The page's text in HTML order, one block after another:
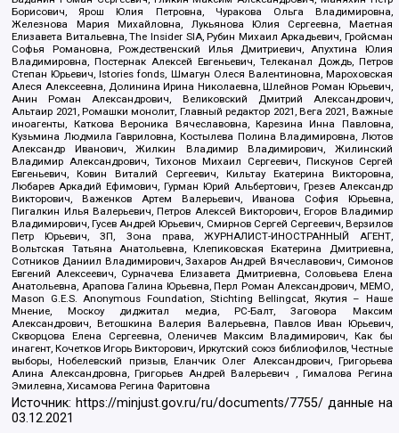
Борисович, Ярош Юлия Петровна, Чуракова Ольга Владимировна,
Железнова Мария Михайловна, Лукьянова Юлия Сергеевна, Маетная
Елизавета Витальевна, The Insider SIA, Рубин Михаил Аркадьевич, Гройсман
Софья Романовна, Рождественский Илья Дмитриевич, Апухтина Юлия
Владимировна, Постернак Алексей Евгеньевич, Телеканал Дождь, Петров
Степан Юрьевич, Istories fonds, Шмагун Олеся Валентиновна, Мароховская
Алеся Алексеевна, Долинина Ирина Николаевна, Шлейнов Роман Юрьевич,
Анин Роман Александрович, Великовский Дмитрий Александрович,
Альтаир 2021, Ромашки монолит, Главный редактор 2021, Вега 2021, Важные
иноагенты, Каткова Вероника Вячеславовна, Карезина Инна Павловна,
Кузьмина Людмила Гавриловна, Костылева Полина Владимировна, Лютов
Александр Иванович, Жилкин Владимир Владимирович, Жилинский
Владимир Александрович, Тихонов Михаил Сергеевич, Пискунов Сергей
Евгеньевич, Ковин Виталий Сергеевич, Кильтау Екатерина Викторовна,
Любарев Аркадий Ефимович, Гурман Юрий Альбертович, Грезев Александр
Викторович, Важенков Артем Валерьевич, Иванова София Юрьевна,
Пигалкин Илья Валерьевич, Петров Алексей Викторович, Егоров Владимир
Владимирович, Гусев Андрей Юрьевич, Смирнов Сергей Сергеевич, Верзилов
Петр Юрьевич, ЗП, Зона права, ЖУРНАЛИСТ-ИНОСТРАННЫЙ АГЕНТ,
Вольтская Татьяна Анатольевна, Клепиковская Екатерина Дмитриевна,
Сотников Даниил Владимирович, Захаров Андрей Вячеславович, Симонов
Евгений Алексеевич, Сурначева Елизавета Дмитриевна, Соловьева Елена
Анатольевна, Арапова Галина Юрьевна, Перл Роман Александрович, МЕМО,
Mason G.E.S. Anonymous Foundation, Stichting Bellingcat, Якутия – Наше
Мнение, Москоу диджитал медиа, РС-Балт, Заговора Максим
Александрович, Ветошкина Валерия Валерьевна, Павлов Иван Юрьевич,
Скворцова Елена Сергеевна, Оленичев Максим Владимирович, Как бы
инагент, Кочетков Игорь Викторович, Иркутский союз библиофилов, Честные
выборы, Нобелевский призыв, Еланчик Олег Александрович, Григорьева
Алина Александровна, Григорьев Андрей Валерьевич , Гималова Регина
Эмилевна, Хисамова Регина Фаритовна
Источник: https://minjust.gov.ru/ru/documents/7755/ данные на
03.12.2021